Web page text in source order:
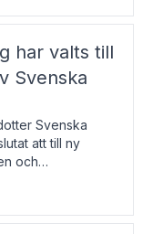
till att lyfta fram
har valts till
Svenska
Svenska
att till ny
och
Hallberg. Hon
Forsström på
att ta sitt inträde vid